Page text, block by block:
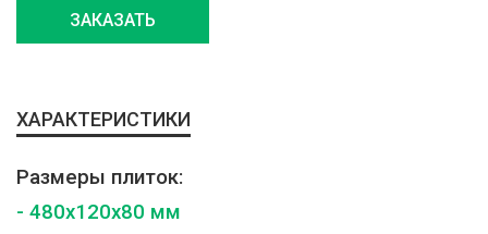
ЗАКАЗАТЬ
ХАРАКТЕРИСТИКИ
Размеры плиток:
- 480x120x80 мм